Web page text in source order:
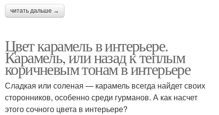
читать дальше →
Цвет карамель в интерьере.
Карамель, или назад к теплым
коричневым тонам в интерьере
Сладкая или соленая — карамель всегда найдет своих
сторонников, особенно среди гурманов. А как насчет
этого сочного цвета в интерьере?